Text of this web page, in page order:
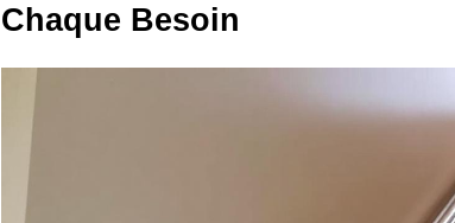
Chaque Besoin